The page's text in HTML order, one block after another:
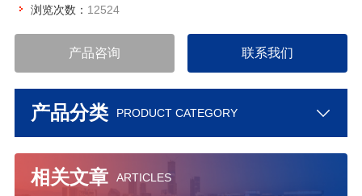
浏览次数： 12524
产品咨询 联系我们
产品分类 PRODUCT CATEGORY
相关文章 ARTICLES